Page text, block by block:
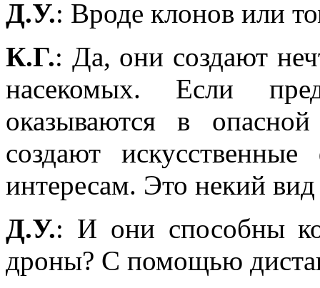
Д.У.: Вроде клонов или
К.Г.: Да, они создают
насекомых. Если
оказываются в
создают
интересам. Это некий
Д.У.: И они способны
дроны? С помощью